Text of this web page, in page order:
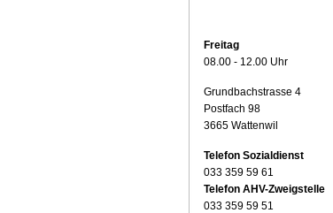
Freitag
08.00 - 12.00 Uhr
Grundbachstrasse 4
Postfach 98
3665 Wattenwil
Telefon Sozialdienst
033 359 59 61
Telefon AHV-Zweigstelle
033 359 59 51